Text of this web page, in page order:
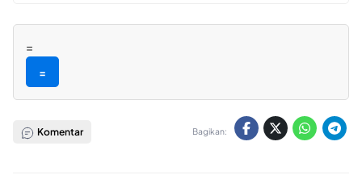
=
=
Komentar Bagikan: